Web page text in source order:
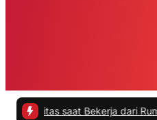
saat Bekerja dari Rumah |